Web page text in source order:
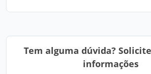
Tem alguma dúvida?
informações